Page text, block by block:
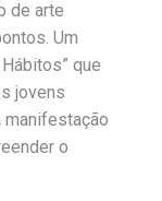
de arte
Um
que
jovens
manifestação
o